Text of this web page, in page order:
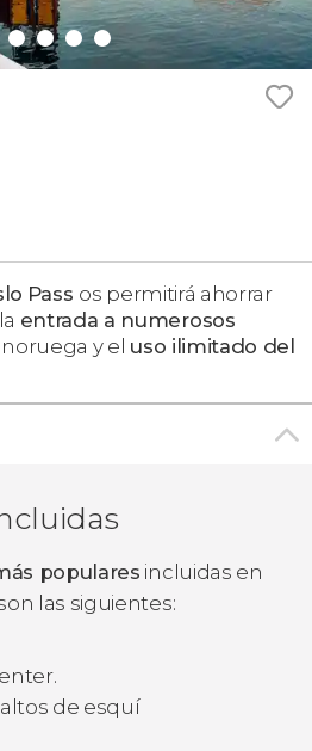
Pass os permitirá ahorrar
entrada a numerosos
y el uso ilimitado del
populares incluidas en
las siguientes:
de esquí